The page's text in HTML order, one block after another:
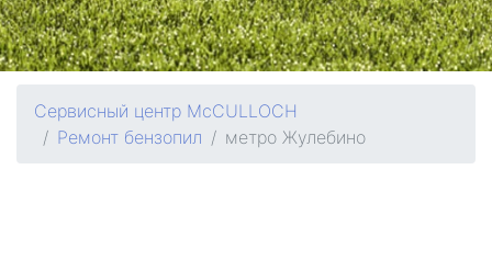
Сервисный центр McCULLOCH
Ремонт бензопил
метро Жулебино